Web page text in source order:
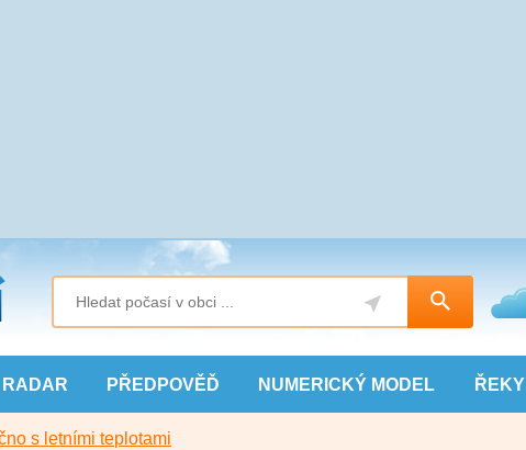
RADAR PŘEDPOVĚĎ NUMERICKÝ MODEL ŘEKY
s letními teplotami